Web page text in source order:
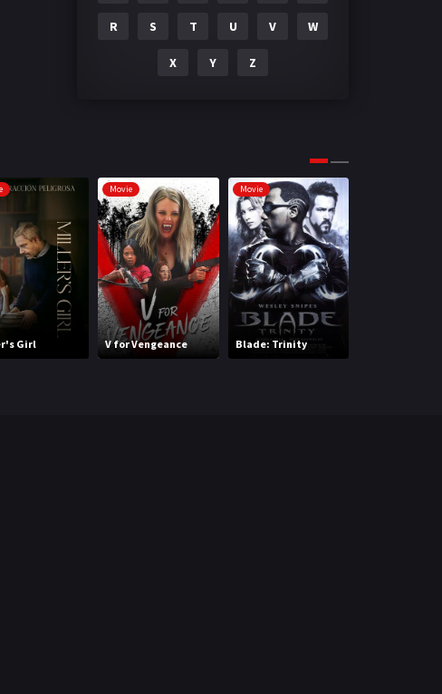
R S T U V W
X Y Z
Girl
Movie
V for Vengeance
Movie
Blade: Trinity